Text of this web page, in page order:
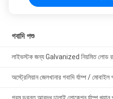
গবাদি পশু
লাইভস্টক জন্য Galvanized নিয়মিত লোড
অস্ট্রেলিয়ান জেলখানার গবাদি র্যাম্প /
গরম ডুবন্ত আবদ্ধ ঢালাই লোকেশন র্যাম্প প্ল্যান